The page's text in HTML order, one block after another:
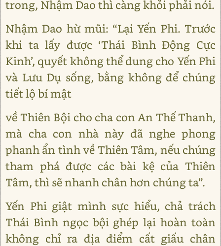
trong, Nhậm Dao thì càng khỏi phải nói.
Nhậm Dao hừ mũi: “Lại Yến Phi. Trước
khi ta lấy được ‘Thái Bình Động Cực
Kinh’, quyết không thể dung cho Yến Phi
và Lưu Dụ sống, bằng không để chúng
tiết lộ bí mật
về Thiên Bội cho cha con An Thế Thanh,
mà cha con nhà này đã nghe phong
phanh ẩn tình về Thiên Tâm, nếu chúng
tham phá được các bài kệ của Thiên
Tâm, thì sẽ nhanh chân hơn chúng ta”.
Yến Phi giật mình sực hiểu, chả trách
Thái Bình ngọc bội ghép lại hoàn toàn
không chỉ ra địa điểm cất giấu chân